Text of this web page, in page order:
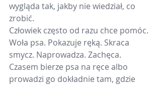
wygląda tak, jakby nie wiedział, co
zrobić.
Człowiek często od razu chce pomóc.
Woła psa. Pokazuje ręką. Skraca
smycz. Naprowadza. Zachęca.
Czasem bierze psa na ręce albo
prowadzi go dokładnie tam, gdzie